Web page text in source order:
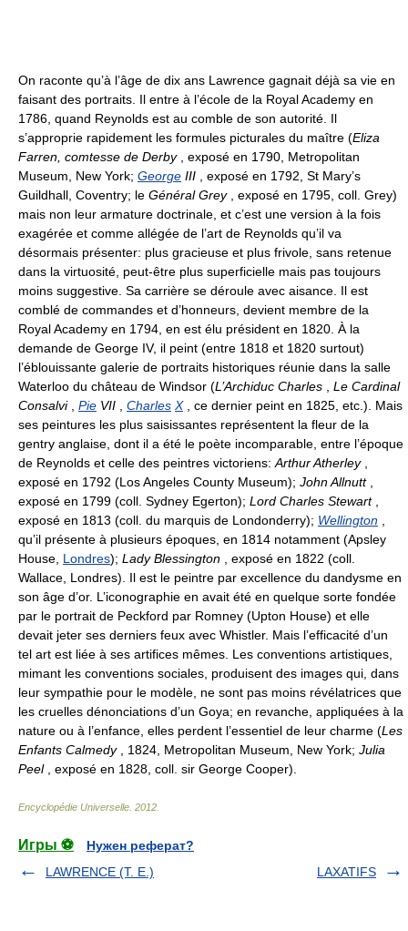
On raconte qu’à l’âge de dix ans Lawrence gagnait déjà sa vie en
faisant des portraits. Il entre à l’école de la Royal Academy en
1786, quand Reynolds est au comble de son autorité. Il
s’approprie rapidement les formules picturales du maître (Eliza
Farren, comtesse de Derby, exposé en 1790, Metropolitan
Museum, New York; George III , exposé en 1792, St Mary’s
Guildhall, Coventry; le Général Grey, exposé en 1795, coll. Grey)
mais non leur armature doctrinale, et c’est une version à la fois
exagérée et comme allégée de l’art de Reynolds qu’il va
désormais présenter: plus gracieuse et plus frivole, sans retenue
dans la virtuosité, peut-être plus superficielle mais pas toujours
moins suggestive. Sa carrière se déroule avec aisance. Il est
comblé de commandes et d’honneurs, devient membre de la
Royal Academy en 1794, en est élu président en 1820. À la
demande de George IV, il peint (entre 1818 et 1820 surtout)
l’éblouissante galerie de portraits historiques réunie dans la salle
Waterloo du château de Windsor (L’Archiduc Charles
Le Cardinal
Consalvi, Pie VII Charles X, ce dernier peint en 1825, etc.). Mais
ses peintures les plus saisissantes représentent la fleur de la
gentry anglaise, dont il a été le poète incomparable, entre l’époque
de Reynolds et celle des peintres victoriens: Arthur Atherley,
exposé en 1792 (Los Angeles County Museum); John Allnutt,
exposé en 1799 (coll. Sydney Egerton); Lord Charles Stewart,
exposé en 1813 (coll. du marquis de Londonderry); Wellington
qu’il présente à plusieurs époques, en 1814 notamment (Apsley
House, Londres); Lady Blessington , exposé en 1822 (coll.
Wallace, Londres). Il est le peintre par excellence du dandysme en
son âge d’or. L’iconographie en avait été en quelque sorte fondée
par le portrait de Peckford par Romney (Upton House) et elle
devait jeter ses derniers feux avec Whistler. Mais l’efficacité d’un
tel art est liée à ses artifices mêmes. Les conventions artistiques,
mimant les conventions sociales, produisent des images qui, dans
leur sympathie pour le modèle, ne sont pas moins révélatrices que
les cruelles dénonciations d’un Goya; en revanche, appliquées à la
nature ou à l’enfance, elles perdent l’essentiel de leur charme (Les
Enfants Calmedy, 1824, Metropolitan Museum, New York; Julia
Peel, exposé en 1828, coll. sir George Cooper).
Encyclopédie Universelle 2012
Игры ⚽
Нужен реферат?
LAWRENCE (T. E.)
LAXATIFS